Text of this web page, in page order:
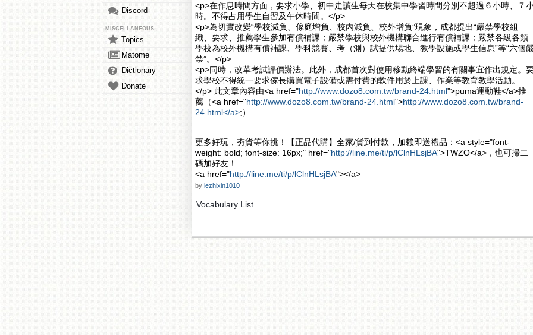
Discord
MISCELLANEOUS
Topics
Matome
Dictionary
Donate
<p>在作息時間方面，要求小學、初中走讀生每天在校集中學習時間分別不超過６小時、７
時。不得占用學生自習及午休時間。</p>
<p>為切實改變“學校減負、傢庭增負、校內減負、校外增負”現象，成都提出“嚴禁學校組
織、要求、推薦學生參加有償補課；嚴禁學校與校外機構聯合進行有償補課；嚴禁各級各類
學校為校外機構有償補課、學科競賽、考（測）試提供場地、教學設施或學生信息”等“六個
禁”。</p>
<p>同時，改革考試評價辦法。此外，成都首次對使用移動終端學習的有關事宜作出規定。
求學校不得統一要求傢長購買電子設備或需付費的軟件用於上課、作業等教育教學活動。
</p> 此文章內容由<a href="http://www.dozo8.com.tw/brand-24.html">puma運動鞋</a>推
薦（<a href="http://www.dozo8.com.tw/brand-24.html">http://www.dozo8.com.tw/brand-
24.html</a>;）
更多好玩，夯貨等你挑！【正品代購】全家/貨到付款，加赖即送禮品：<a style="font-
weight: bold; font-size: 16px;" href="http://line.me/ti/p/lClnHLsjBA">TWZO</a>，也可掃二
碼加好友！
<a href="http://line.me/ti/p/lClnHLsjBA"></a>
by lezhixin1010
Vocabulary List